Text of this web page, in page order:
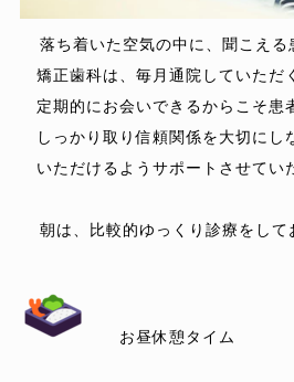
落ち着いた空気の中に、聞こえる
矯正歯科は、毎月通院していただ
定期的にお会いできるからこそ患
しっかり取り信頼関係を大切にし
いただけるようサポートさせてい
朝は、比較的ゆっくり診療をして
お昼休憩タイム